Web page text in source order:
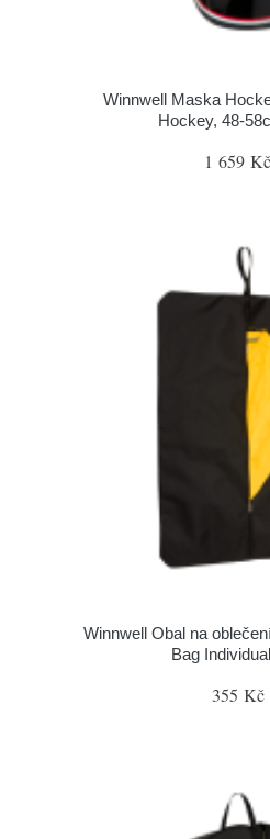
Winnwell Maska
Hockey, 48-
1 659 Kč
Winnwell Obal na
Bag
355 Kč